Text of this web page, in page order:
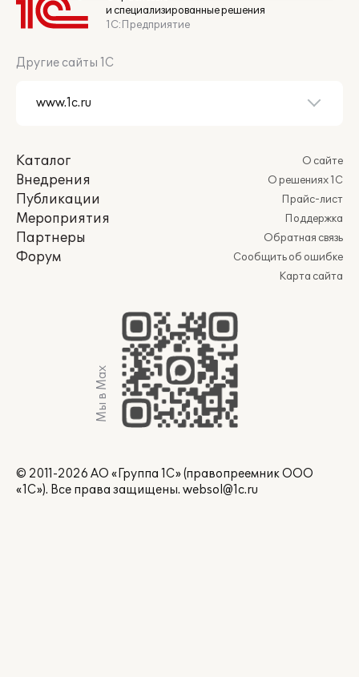
и специализированные решения
1С:Предприятие
Другие сайты 1С
Каталог
Внедрения
Публикации
Мероприятия
Партнеры
Форум
О сайте
О решениях 1С
Прайс-лист
Поддержка
Обратная связь
Сообщить об ошибке
Карта сайта
Мы в Max
© 2011-2026 АО «Группа 1С» (правопреемник ООО
«1С»). Все права защищены. websol@1c.ru